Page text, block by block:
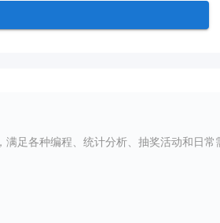
足各种编程、统计分析、抽奖活动和日常